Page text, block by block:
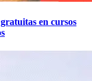
en cursos